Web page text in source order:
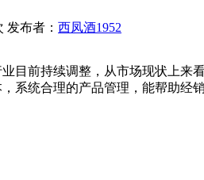
发布者： 西凤酒1952
业目前持续调整，从市场现状上来
系统合理的产品管理，能帮助经